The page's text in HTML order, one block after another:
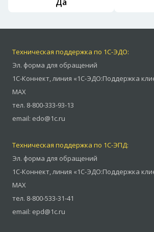
Техническая поддержка по 1С-ЭДО:
Эл. форма для обращений
1С-Коннект,линия «1С-ЭДО:Поддержка
MAX
тел. 8-800-333-93-13
email: edo@1c.ru
Техническая поддержка по 1С-ЭПД:
Эл. форма для обращений
1С-Коннект,линия «1С-ЭДО:Поддержка
MAX
тел. 8-800-533-31-41
email: epd@1c.ru